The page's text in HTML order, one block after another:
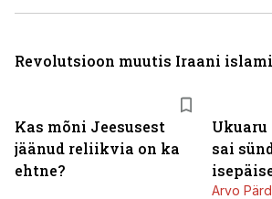
Kas mõni Jeesusest
jäänud reliikvia on ka
ehtne?
Ukuaru
sai
Arvo
Revolutsioon muutis Iraani